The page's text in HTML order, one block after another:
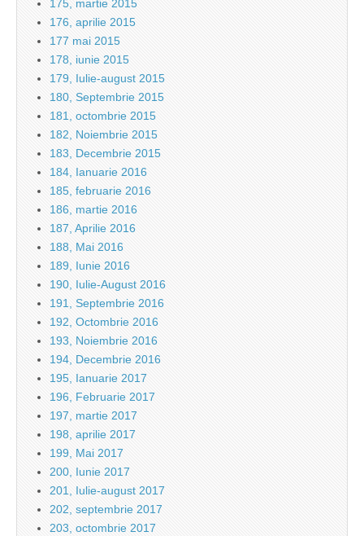
175, martie 2015
176, aprilie 2015
177 mai 2015
178, iunie 2015
179, Iulie-august 2015
180, Septembrie 2015
181, octombrie 2015
182, Noiembrie 2015
183, Decembrie 2015
184, Ianuarie 2016
185, februarie 2016
186, martie 2016
187, Aprilie 2016
188, Mai 2016
189, Iunie 2016
190, Iulie-August 2016
191, Septembrie 2016
192, Octombrie 2016
193, Noiembrie 2016
194, Decembrie 2016
195, Ianuarie 2017
196, Februarie 2017
197, martie 2017
198, aprilie 2017
199, Mai 2017
200, Iunie 2017
201, Iulie-august 2017
202, septembrie 2017
203, octombrie 2017